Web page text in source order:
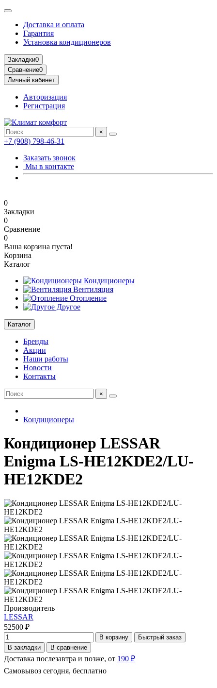
Доставка и оплата
Гарантия
Установка кондиционеров
Закладки0
Сравнение0
Личный кабинет
Авторизация
Регистрация
×
+7 (908) 798-46-31
Заказать звонок
Мы в контакте
0
Закладки
0
Сравнение
0
Ваша корзина пуста!
Корзина
Каталог
Кондиционеры
Вентиляция
Отопление
Другое
Каталог
Бренды
Акции
Наши работы
Новости
Контакты
×
Кондиционеры
Кондиционер LESSAR
Enigma LS-HE12KDE2/LU-
HE12KDE2
Производитель
LESSAR
52500 ₽
В корзину
Быстрый заказ
В закладки
В сравнение
Доставка послезавтра и позже, от 190 ₽
Самовывоз сегодня, бесплатно